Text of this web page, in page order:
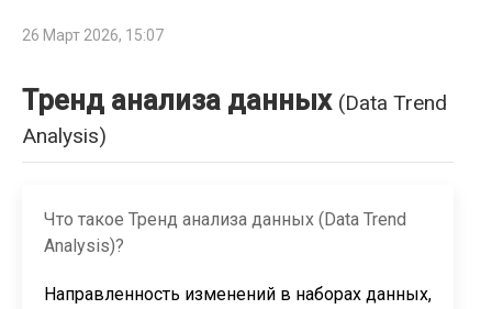
26 Март 2026, 15:07
Тренд анализа данных (Data Trend
Analysis)
Что такое Тренд анализа данных (Data Trend
Analysis)?
Направленность изменений в наборах данных,